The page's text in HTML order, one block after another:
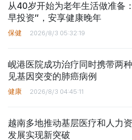
从40岁开始为老年生活做准备
早投资”，安享健康晚年
保健 2026/8/3 05:32:19
岘港医院成功治疗同时携带两
见基因突变的肺癌病例
健康 2026/8/3 04:45:11
越南多地推动基层医疗和人力
发展实现新突破